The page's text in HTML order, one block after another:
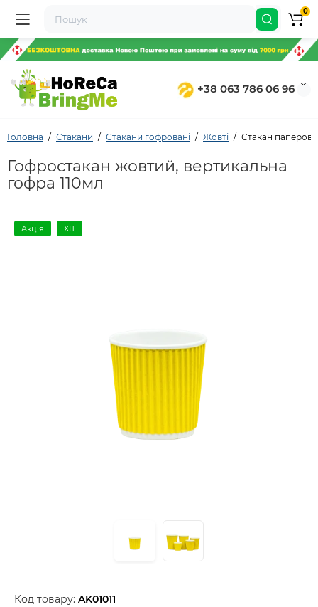
+38 063 786 06 96
0
Головна Стакани Стакани гофровані Жовті Стакан
Гофростакан жовтий, вертикальна
гофра 110мл
Акція ХІТ
Код товару: AK01011